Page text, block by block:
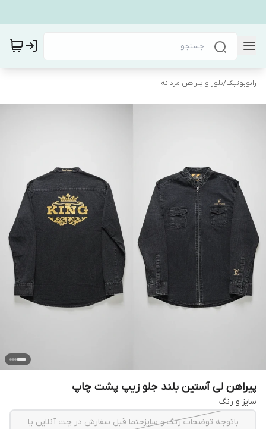
رابوبوتیک/بلوز و پیراهن مردانه
پیراهن لی آستین بلند جلو زیپ پشت چاپ
سایز و رنگ
باتوجه توضحات رنگ و سایزحتما قبل سفارش در چت آنلاین یا